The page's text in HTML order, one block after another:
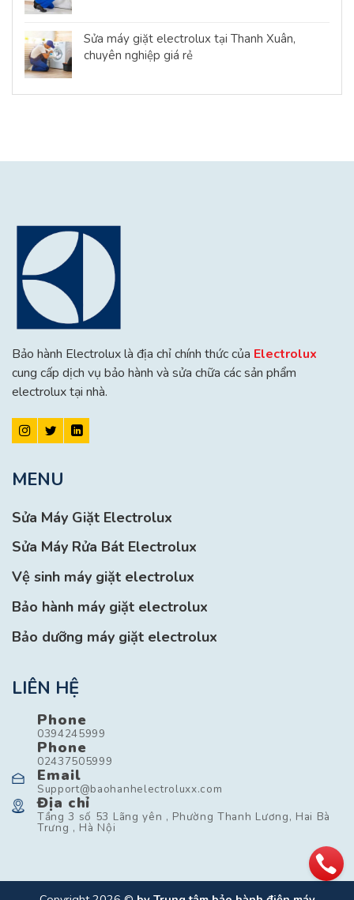
Sửa máy giặt electrolux tại Thanh Xuân,
chuyên nghiệp giá rẻ
Bảo hành Electrolux là địa chỉ chính thức của Electrolux
cung cấp dịch vụ bảo hành và sửa chữa các sản phẩm
electrolux tại nhà.
MENU
Sửa Máy Giặt Electrolux
Sửa Máy Rửa Bát Electrolux
Vệ sinh máy giặt electrolux
Bảo hành máy giặt electrolux
Bảo dưỡng máy giặt electrolux
LIÊN HỆ
Phone
0394245999
Phone
02437505999
Email
Support@baohanhelectroluxx.com
Địa chỉ
Tầng 3 số 53 Lãng yên , Phường Thanh Lương, Hai Bà
Trưng , Hà Nội